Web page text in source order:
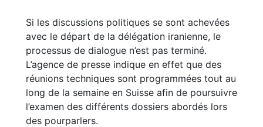
Si les discussions politiques se sont achevées
avec le départ de la délégation iranienne, le
processus de dialogue n’est pas terminé.
L’agence de presse indique en effet que des
réunions techniques sont programmées tout au
long de la semaine en Suisse afin de poursuivre
l’examen des différents dossiers abordés lors
des pourparlers.